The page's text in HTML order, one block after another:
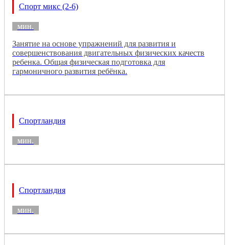
Спорт микс (2-6)
мин.
Занятие на основе упражнений для развития и
совершенствования двигательных физических качеств
ребенка. Общая физическая подготовка для
гармоничного развития ребёнка.
Спортландия
мин.
Спортландия
мин.